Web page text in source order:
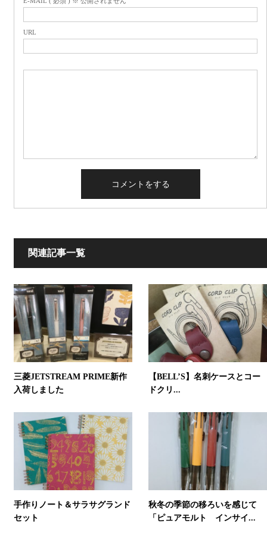
URL
関連記事一覧
三菱JETSTREAM PRIME新作
入荷しました
【BELL’S】名刺ケースとコー
ドクリ...
手作りノート＆サラサグランド
セット
秋冬の季節の移ろいを感じて
「ピュアモルト インサイ...